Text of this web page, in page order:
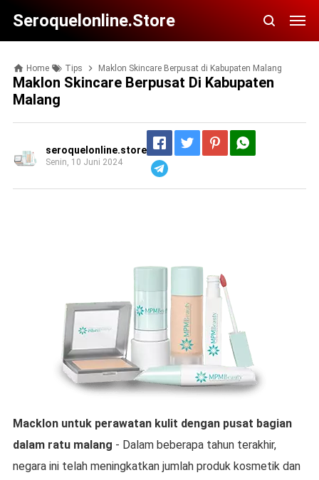
Seroquelonline.store
Home Tips Maklon Skincare Berpusat di Kabupaten Malang
Maklon Skincare Berpusat Di Kabupaten
Malang
seroquelonline.store
Senin, 10 Juni 2024
Macklon untuk perawatan kulit dengan pusat bagian
dalam ratu malang - Dalam beberapa tahun terakhir,
negara ini telah meningkatkan jumlah produk kosmetik dan